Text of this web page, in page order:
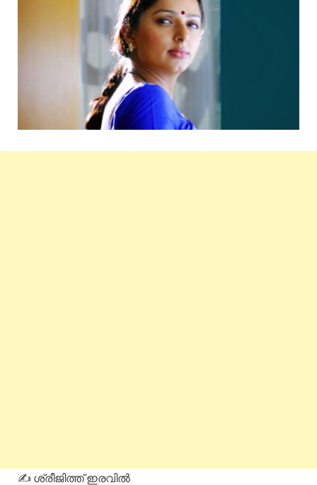
✍️ ശ്രീജിത്ത് ഇരവിൽ